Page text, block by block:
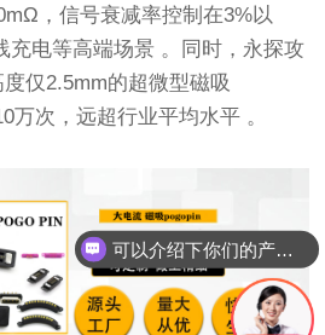
，信号衰减率控制在3%以
充电等高端场景 。同时，永探攻
仅2.5mm的超微型磁吸
万次，远超行业平均水平 。
可以介绍下你们的产品么